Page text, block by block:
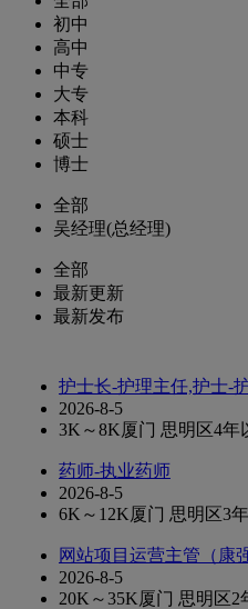
初中
高中
中专
大专
本科
硕士
博士
全部
吴经理(总经理)
全部
最新更新
最新发布
护士长-护理主任,护士-
2026-8-5
3K～8K厦门 思明区4年
药师-执业药师
2026-8-5
6K～12K厦门 思明区3
网站项目运营主管（康
2026-8-5
20K～35K厦门 思明区2